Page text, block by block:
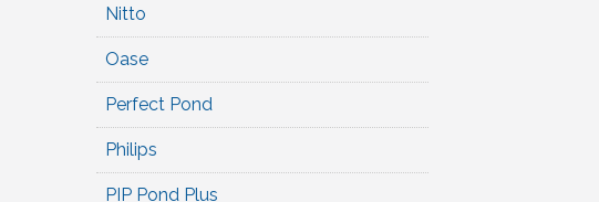
Nitto
Oase
Perfect Pond
Philips
PIP Pond Plus